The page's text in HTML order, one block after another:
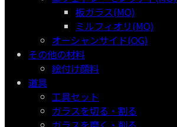
板ガラス(MO)
ミルフィオリ(MO)
オーシャンサイド(OG)
その他の材料
絵付け顔料
道具
工具セット
ガラスを切る・割る